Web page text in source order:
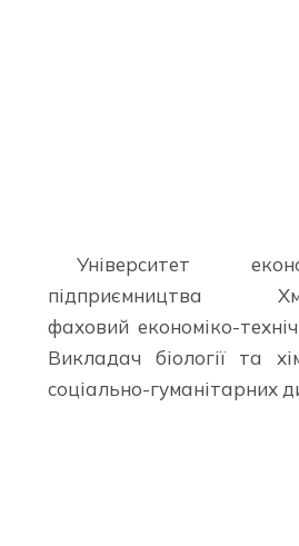
Університет
підприємництва
фаховий економіко-
Викладач біології та
соціально-гуманітарних